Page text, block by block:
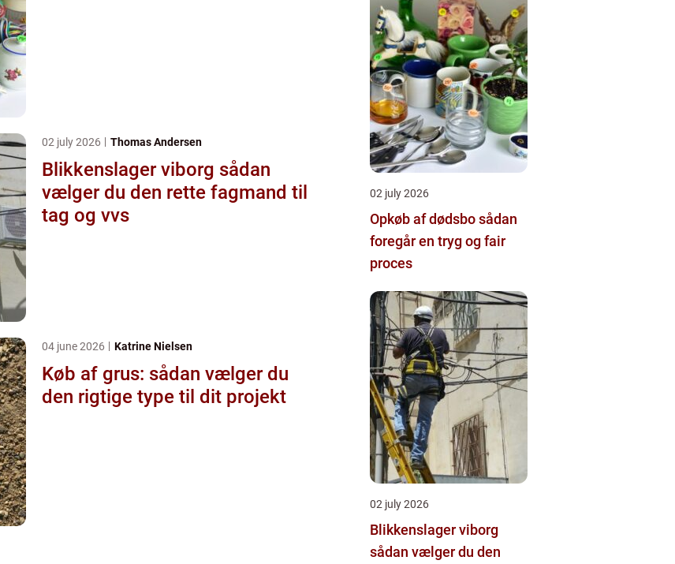
02 july 2026 Thomas Andersen
Blikkenslager viborg sådan
vælger du den rette fagmand til
tag og vvs
04 june 2026 Katrine Nielsen
Køb af grus: sådan vælger du
den rigtige type til dit projekt
02 july 2026
Opkøb af dødsbo sådan
foregår en tryg og fair
proces
02 july 2026
Blikkenslager viborg
sådan vælger du den